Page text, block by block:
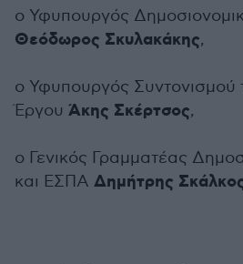
ο Υφυπουργός
Θεόδωρος Σκυλακάκης,
ο Υφυπουργός Συντονισμού
Έργου Άκης Σκέρτσος,
ο Γενικός Γραμματέας
και ΕΣΠΑ Δημήτρης